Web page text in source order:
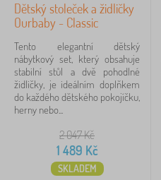
z lamina
8
laminovaná MDF deska
7
MDF deska
5
z masivu
Dětský stoleček a židličky
Ourbaby - Classic
Tento elegantní dětský
nábytkový set, který obsahuje
stabilní stůl a dvě pohodlné
židličky, je ideálním doplňkem
do každého dětského pokojíčku,
herny nebo...
2 047Kč
1 489 Kč
SKLADEM